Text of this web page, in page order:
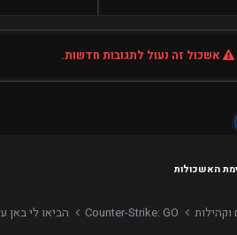
אשכול זה נעול לתגובות חדשות.
האשכולות
Counter-Strike: GO הביאו לי באן